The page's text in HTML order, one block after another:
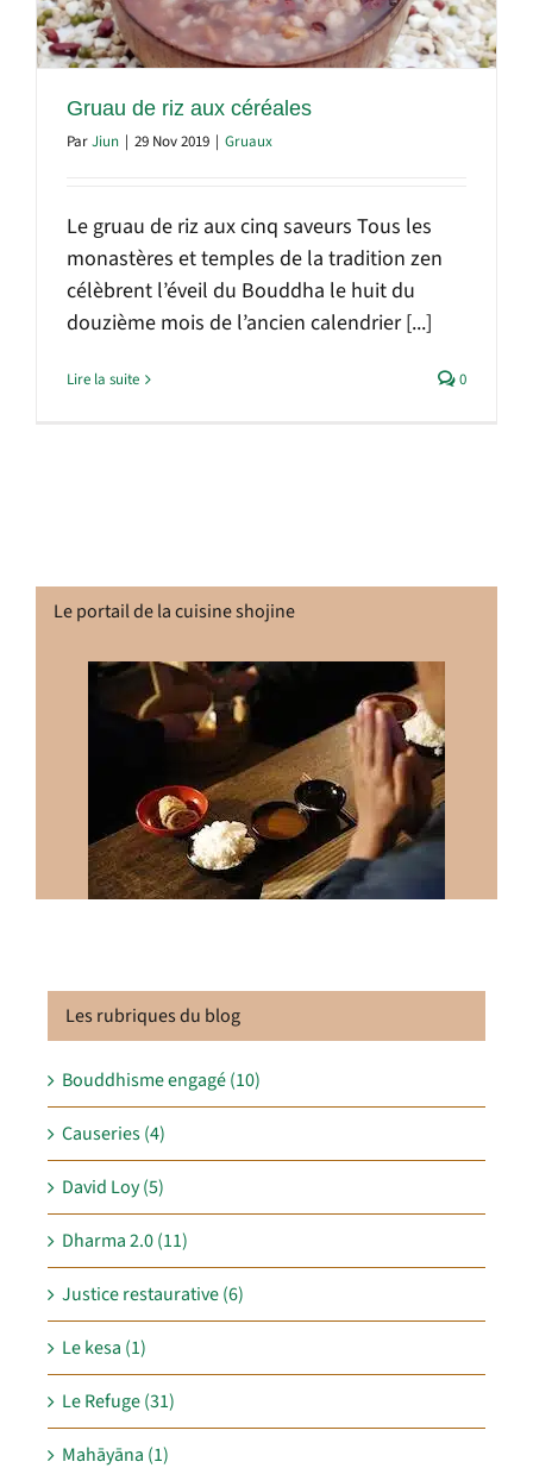
Gruau de riz aux céréales
ParJiun | 29 Nov 2019 | Gruaux
Le gruau de riz aux cinq saveurs Tous les
monastères et temples de la tradition zen
célèbrent l’éveil du Bouddha le huit du
douzième mois de l’ancien calendrier [...]
Lire la suite 0
Le portail de la cuisine shojine
Les rubriques du blog
Bouddhisme engagé (10)
Causeries (4)
David Loy (5)
Dharma 2.0 (11)
Justice restaurative (6)
Le kesa (1)
Le Refuge (31)
Mahāyāna (1)